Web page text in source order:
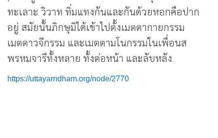
ทะเลาะ วิวาท ทิ่มแทงกันและกันด้วยหอกคือปาก
อยู่ สมัยนั้นภิกษุมิได้เข้าไปตั้งเมตตากายกรรม
เมตตาวจีกรรม และเมตตามโนกรรมในเพื่อนส
พรหมจารีทั้งหลาย ทั้งต่อหน้า และลับหลัง
https://uttayarndham.org/node/2770